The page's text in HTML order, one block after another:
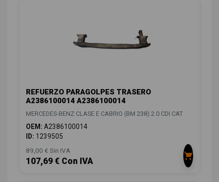
REFUERZO PARAGOLPES TRASERO
A2386100014 A2386100014
MERCEDES-BENZ CLASE E CABRIO (BM 238) 2.0 CDI CAT
OEM: A2386100014
ID: 1239505
89,00 € Sin IVA
107,69 € Con IVA